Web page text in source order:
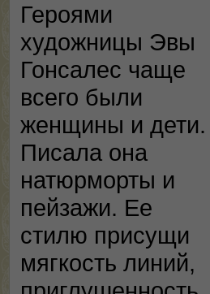
Героями
художницы Эвы
Гонсалес чаще
всего были
женщины и дети.
Писала она
натюрморты и
пейзажи. Ее
стилю присущи
мягкость линий,